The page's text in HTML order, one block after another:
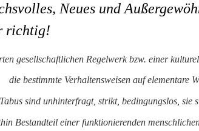
Neues und
richtig!
gesellschaftlichen Regelwerkbzw. einer
die bestimmte Verhaltensweisen auf elementare
Tabus sind unhinterfragt, strikt, bedingungslos, sie
Bestandteil einer funktionierenden